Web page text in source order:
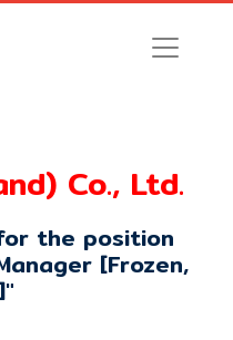
Co., Ltd.
the position
[Frozen,